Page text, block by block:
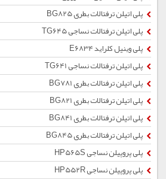
پلی اتیلن ترفتالات بطری BG825
پلی اتیلن ترفتالات نساجی TG645
پلی وینیل کلراید E6834
پلی اتیلن ترفتالات نساجی TG641
پلی اتیلن ترفتالات بطری BG781
پلی اتیلن ترفتالات بطری BG821
پلی اتیلن ترفتالات بطری BG841
پلی اتیلن ترفتالات بطری BG845
پلی پروپیلن نساجی HP565S
پلی پروپیلن نساجی HP552R